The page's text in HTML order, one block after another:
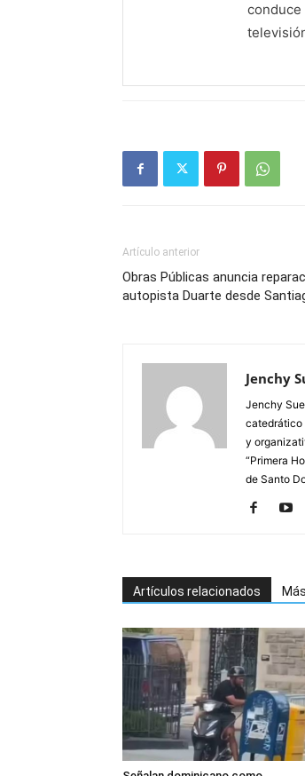
conduce
Artículo anterior
Obras Públicas anuncia
autopista Duarte desde
Jenchy
Jenchy
catedrático
y
“Primera
de Santo
Artículos relacionados